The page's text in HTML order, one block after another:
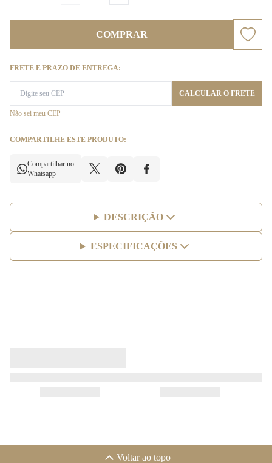
COMPRAR
FRETE E PRAZO DE ENTREGA:
CALCULAR O FRETE
Não sei meu CEP
COMPARTILHE ESTE PRODUTO:
Compartilhar no
Whatsapp
DESCRIÇÃO
ESPECIFICAÇÕES
Voltar ao topo